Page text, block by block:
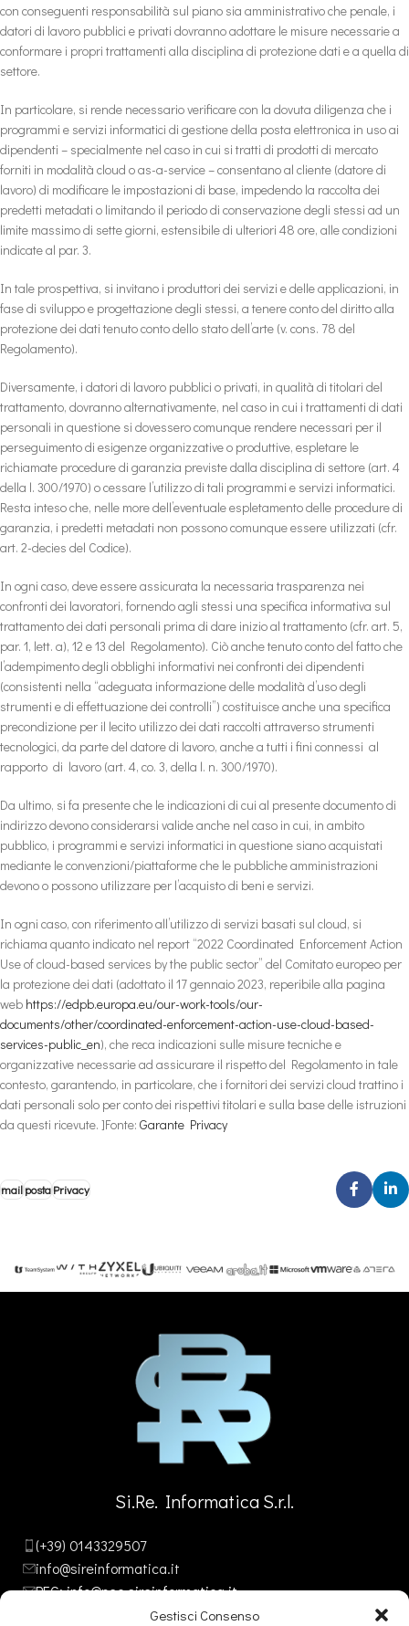
Gestisci Consenso
con conseguenti responsabilità sul piano sia amministrativo che penale, i
datori di lavoro pubblici e privati dovranno adottare le misure necessarie a
conformare i propri trattamenti alla disciplina di protezione dati e a quella di
settore.
In particolare, si rende necessario verificare con la dovuta diligenza che i
programmi e servizi informatici di gestione della posta elettronica in uso ai
dipendenti – specialmente nel caso in cui si tratti di prodotti di mercato
forniti in modalità cloud o as-a-service – consentano al cliente (datore di
lavoro) di modificare le impostazioni di base, impedendo la raccolta dei
predetti metadati o limitando il periodo di conservazione degli stessi ad un
limite massimo di sette giorni, estensibile di ulteriori 48 ore, alle condizioni
indicate al par. 3.
In tale prospettiva, si invitano i produttori dei servizi e delle applicazioni, in
fase di sviluppo e progettazione degli stessi, a tenere conto del diritto alla
protezione dei dati tenuto conto dello stato dell’arte (v. cons. 78 del
Regolamento).
Diversamente, i datori di lavoro pubblici o privati, in qualità di titolari del
trattamento, dovranno alternativamente, nel caso in cui i trattamenti di dati
personali in questione si dovessero comunque rendere necessari per il
perseguimento di esigenze organizzative o produttive, espletare le
richiamate procedure di garanzia previste dalla disciplina di settore (art. 4
della l. 300/1970) o cessare l’utilizzo di tali programmi e servizi informatici.
Resta inteso che, nelle more dell’eventuale espletamento delle procedure di
garanzia, i predetti metadati non possono comunque essere utilizzati (cfr.
art. 2-decies del Codice).
In ogni caso, deve essere assicurata la necessaria trasparenza nei
confronti dei lavoratori, fornendo agli stessi una specifica informativa sul
trattamento dei dati personali prima di dare inizio al trattamento (cfr. art. 5,
par. 1, lett. a), 12 e 13 del Regolamento). Ciò anche tenuto conto del fatto che
l’adempimento degli obblighi informativi nei confronti dei dipendenti
(consistenti nella “adeguata informazione delle modalità d’uso degli
strumenti e di effettuazione dei controlli”) costituisce anche una specifica
precondizione per il lecito utilizzo dei dati raccolti attraverso strumenti
tecnologici, da parte del datore di lavoro, anche a tutti i fini connessi al
rapporto di lavoro (art. 4, co. 3, della l. n. 300/1970).
Da ultimo, si fa presente che le indicazioni di cui al presente documento di
indirizzo devono considerarsi valide anche nel caso in cui, in ambito
pubblico, i programmi e servizi informatici in questione siano acquistati
mediante le convenzioni/piattaforme che le pubbliche amministrazioni
devono o possono utilizzare per l’acquisto di beni e servizi.
In ogni caso, con riferimento all’utilizzo di servizi basati sul cloud, si
richiama quanto indicato nel report “2022 Coordinated Enforcement Action
Use of cloud-based services by the public sector” del Comitato europeo per
la protezione dei dati (adottato il 17 gennaio 2023, reperibile alla pagina
web https://edpb.europa.eu/our-work-tools/our-
documents/other/coordinated-enforcement-action-use-cloud-based-
services-public_en), che reca indicazioni sulle misure tecniche e
organizzative necessarie ad assicurare il rispetto del Regolamento in tale
contesto, garantendo, in particolare, che i fornitori dei servizi cloud trattino i
dati personali solo per conto dei rispettivi titolari e sulla base delle istruzioni
da questi ricevute. ]Fonte: Garante Privacy
mailpostaPrivacy
Si.Re. Informatica S.r.l.
(+39) 0143329507
info@sireinformatica.it
PEC: info@pec.sireinformatica.it